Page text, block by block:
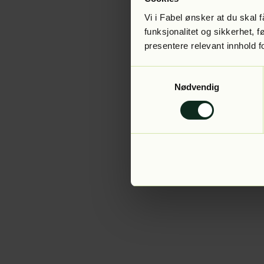
Vi i Fabel ønsker at du skal
funksjonalitet og sikkerhet,
presentere relevant innhold
Nødvendig
Application